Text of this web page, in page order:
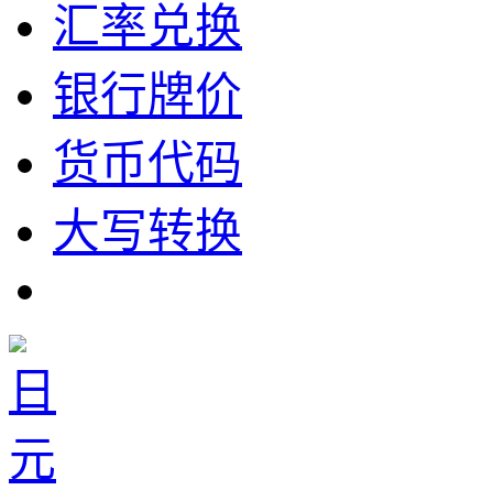
汇率兑换
银行牌价
货币代码
大写转换